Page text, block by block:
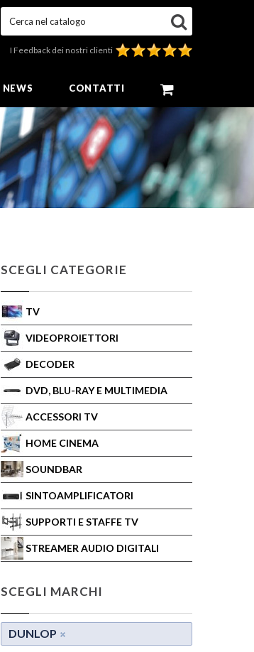
Cerca nel catalogo
I Feedback dei nostri clienti
NEWS CONTATTI
SCEGLI CATEGORIE
TV
VIDEOPROIETTORI
DECODER
DVD, BLU-RAY E MULTIMEDIA
ACCESSORI TV
HOME CINEMA
SOUNDBAR
SINTOAMPLIFICATORI
SUPPORTI E STAFFE TV
STREAMER AUDIO DIGITALI
SCEGLI MARCHI
DUNLOP